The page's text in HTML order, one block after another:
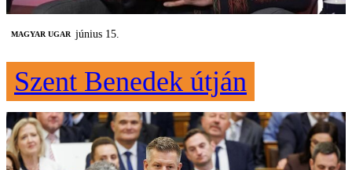
MAGYAR UGAR június 15.
Szent Benedek útján